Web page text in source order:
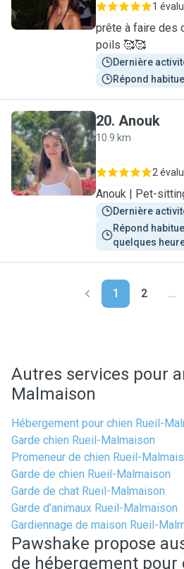
1
prête à faire des
poils 🥰🥰
Dernière
Répond
A
20. Anouk
10.9 km
2
Anouk | Pet-
Dernière
Répond
quelques
1 2 ...
Autres services pour
Malmaison
Hébergement pour chien Rueil-
Garde chien Rueil-Malmaison
Promeneur de chien Rueil-
Garde de chien Rueil-Malmaison
Garde de chat Rueil-Malmaison
Garde d'animaux Rueil-Malmaison
Gardiennage de maison Rueil-
Pawshake propose
de hébergement pour